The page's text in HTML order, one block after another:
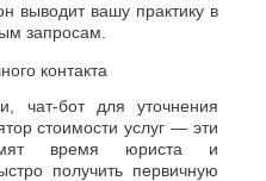
выводит вашу практику в
запросам.
контакта
чат-бот для уточнения
стоимости услуг — эти
время юриста и
получить первичную